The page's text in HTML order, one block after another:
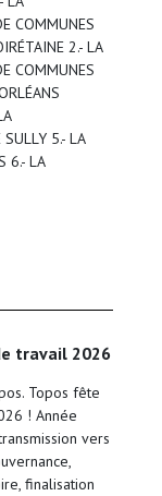
COMMUNES
2.- LA
COMMUNES
5.- LA
6.- LA
travail 2026
Topos fête
! Année
vers
finalisation